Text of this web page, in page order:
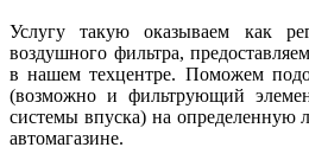
Услугу такую оказываем как
воздушного фильтра,
в нашем техцентре. Поможем
(возможно и фильтрующий
системы впуска) на
автомагазине.